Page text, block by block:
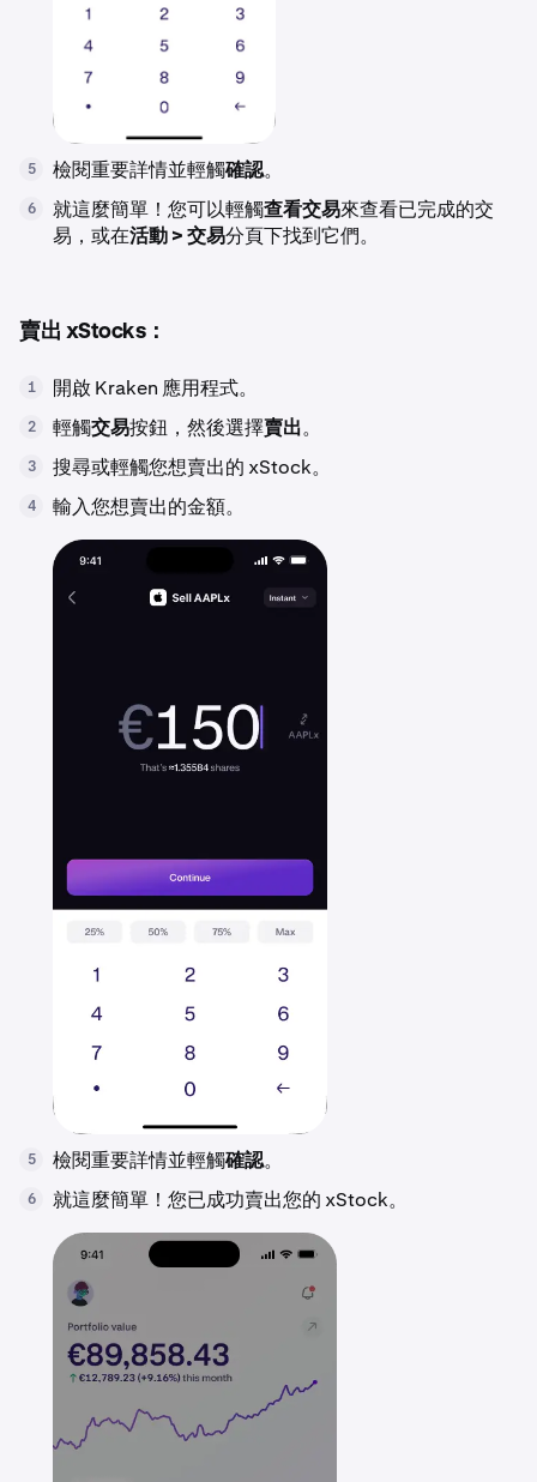
5 檢閱重要詳情並輕觸確認。
6 就這麼簡單！您可以輕觸查看交易來查看已完成的交
易，或在活動 > 交易分頁下找到它們。
賣出 xStocks：
1 開啟 Kraken 應用程式。
2 輕觸交易按鈕，然後選擇賣出。
3 搜尋或輕觸您想賣出的 xStock。
4 輸入您想賣出的金額。
5 檢閱重要詳情並輕觸確認。
6 就這麼簡單！您已成功賣出您的 xStock。